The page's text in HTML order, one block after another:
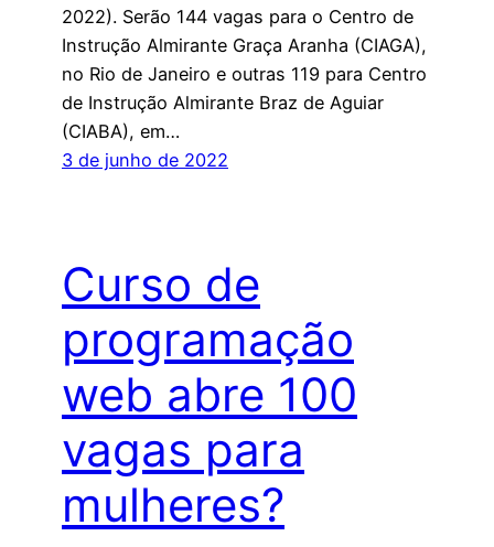
2022). Serão 144 vagas para o Centro de
Instrução Almirante Graça Aranha (CIAGA),
no Rio de Janeiro e outras 119 para Centro
de Instrução Almirante Braz de Aguiar
(CIABA), em…
3 de junho de 2022
Curso de
programação
web abre 100
vagas para
mulheres?